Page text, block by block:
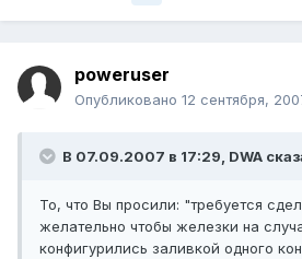
poweruser
Опубликовано 12 сентября,
В 07.09.2007 в 17:29, DWA
То, что Вы просили: "требуется
желательно чтобы железки на
конфигурились заливкой одного